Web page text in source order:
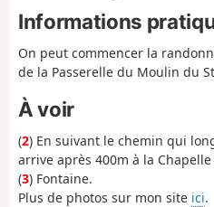
Informations
On peut commencer la
de la Passerelle du Moulin du
À voir
(2) En suivant le chemin qui
arrive après 400m à la
(3) Fontaine.
Plus de photos sur mon site ici.